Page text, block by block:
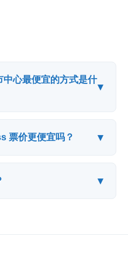
中心最便宜的方式是什
▾
票价更便宜吗？ ▾
▾